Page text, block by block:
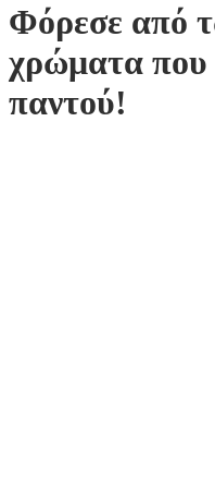
Φόρεσε από
χρώματα που
παντού!